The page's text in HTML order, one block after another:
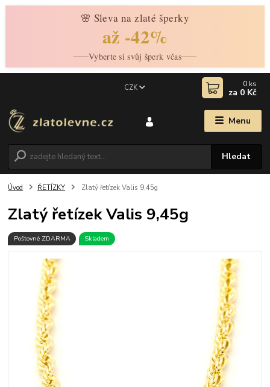
🌸 Sleva na zlaté šperky
až -42%
Vyberte si svůj šperk včas
Menu
CZK
Hledat
0 ks
za 0 Kč
Úvod ŘETÍZKY Zlatý řetízek Valis 9,45g
Zlatý řetízek Valis 9,45g
Poštovné ZDARMA Skladem